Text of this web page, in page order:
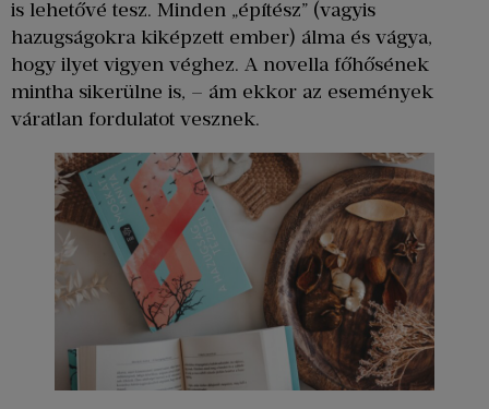
is lehetővé tesz. Minden „építész” (vagyis
hazugságokra kiképzett ember) álma és vágya,
hogy ilyet vigyen véghez. A novella főhősének
mintha sikerülne is, – ám ekkor az események
váratlan fordulatot vesznek.